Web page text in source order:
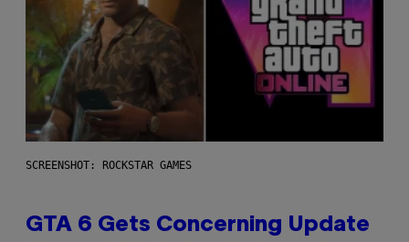
SCREENSHOT: ROCKSTAR GAMES
GTA 6 Gets Concerning Update